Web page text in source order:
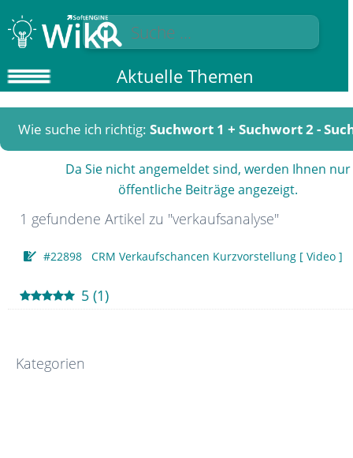
Aktuelle Themen
Wie suche ich richtig: Suchwort 1 + Suchwort 2 -
Da Sie nicht angemeldet sind, werden Ihnen nur
öffentliche Beiträge angezeigt.
1 gefundene Artikel zu "verkaufsanalyse"
#22898 CRM Verkaufschancen Kurzvorstellung [ Video ]
5 (1)
Kategorien